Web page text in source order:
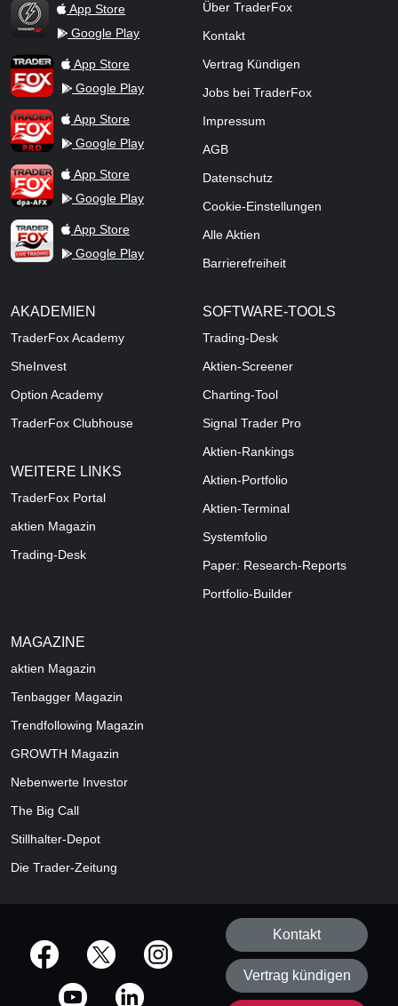
TraderFox Flash
App Store
Google Play
TraderFox AppApp Store
Google Play
TraderFox ProApp Store
Google Play
TraderFox dpa-AFX ProFeed
App Store
Google Play
TraderFox Live Trading
App Store
Google Play
Über TraderFox
Kontakt
Vertrag Kündigen
Jobs bei TraderFox
Impressum
AGB
Datenschutz
Cookie-Einstellungen
Alle Aktien
Barrierefreiheit
AKADEMIEN
TraderFox Academy
SheInvest
Option Academy
TraderFox Clubhouse
WEITERE LINKS
TraderFox Portal
aktien Magazin
Trading-Desk
SOFTWARE-TOOLS
Trading-Desk
Aktien-Screener
Charting-Tool
Signal Trader Pro
Aktien-Rankings
Aktien-Portfolio
Aktien-Terminal
Systemfolio
Paper: Research-Reports
Portfolio-Builder
MAGAZINE
aktien Magazin
Tenbagger Magazin
Trendfollowing Magazin
GROWTH Magazin
Nebenwerte Investor
The Big Call
Stillhalter-Depot
Die Trader-Zeitung
offizielle Social Media-Accounts
Kontakt
Vertrag kündigen